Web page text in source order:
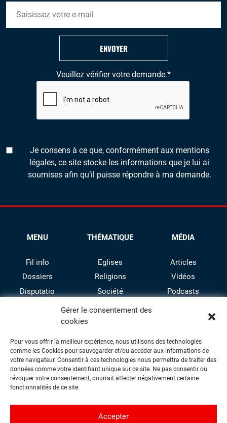
Gérer le consentement des
cookies
Pour vous offrir la meilleur expérience, nous utilisons des technologies
comme les Cookies pour sauvegarder et/ou accéder aux informations de
votre navigateur. Consentir à ces technologies nous permettra de traiter des
données comme votre identifiant unique sur ce site. Ne pas consentir ou
révoquer votre consentement, pourrait affecter négativement certaine
fonctionnalités de ce site.
Accepter
Veuillez vérifier votre demande.*
Je consens à ce que, conformément aux mentions
légales, ce site stocke les informations que je lui ai
soumises afin qu’il puisse répondre à ma demande.
ENVOYER
MENU
Fil info
Dossiers
Disputatio
THÉMATIQUE
Eglises
Religions
Société
Culture
MÉDIA
Articles
Vidéos
Podcasts
facebook